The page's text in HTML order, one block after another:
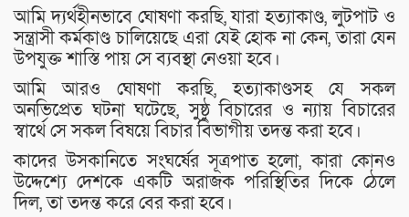
আমি দ্যর্থহীনভাবে ঘোষণা করছি, যারা হত্যাকাণ্ড, লুটপাট ও
সন্ত্রাসী কর্মকাণ্ড চালিয়েছে এরা যেই হোক না কেন, তারা যেন
উপযুক্ত শাস্তি পায় সে ব্যবস্থা নেওয়া হবে।
আমি আরও ঘোষণা করছি, হত্যাকাণ্ডসহ যে সকল
অনভিপ্রেত ঘটনা ঘটেছে, সুষ্ঠু বিচারের ও ন্যায় বিচারের
স্বার্থে সে সকল বিষয়ে বিচার বিভাগীয় তদন্ত করা হবে।
কাদের উসকানিতে সংঘর্ষের সূত্রপাত হলো, কারা কোনও
উদ্দেশ্যে দেশকে একটি অরাজক পরিস্থিতির দিকে ঠেলে
দিল, তা তদন্ত করে বের করা হবে।